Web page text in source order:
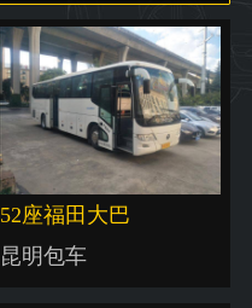
52座福田大巴
昆明包车